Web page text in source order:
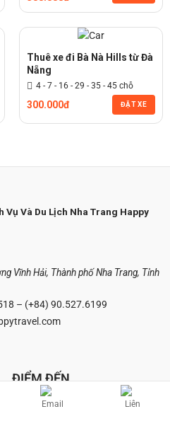
Thuê xe đi Bà Nà Hills từ Đà
Nẵng
4 - 7 - 16 - 29 - 35 - 45 chỗ
300.000đ ĐẶT XE
Vụ Và Du Lịch Nha Trang Happy
Vĩnh Hải, Thành phố Nha Trang, Tỉnh
– (+84) 90.527.6199
ĐIỂM ĐẾN